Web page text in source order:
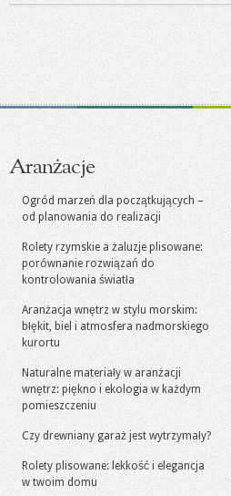
Aranżacje
Ogród marzeń dla początkujących –
od planowania do realizacji
Rolety rzymskie a żaluzje plisowane:
porównanie rozwiązań do
kontrolowania światła
Aranżacja wnętrz w stylu morskim:
błękit, biel i atmosfera nadmorskiego
kurortu
Naturalne materiały w aranżacji
wnętrz: piękno i ekologia w każdym
pomieszczeniu
Czy drewniany garaż jest wytrzymały?
Rolety plisowane: lekkość i elegancja
w twoim domu